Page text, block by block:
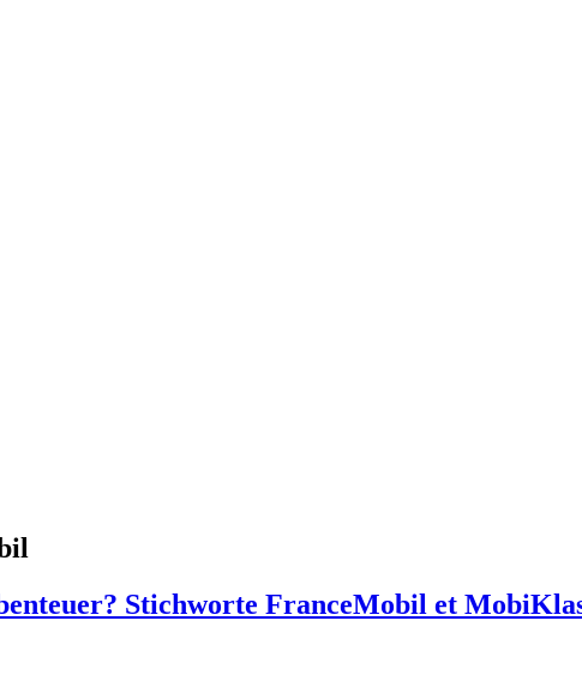
Stichworte FranceMobil et